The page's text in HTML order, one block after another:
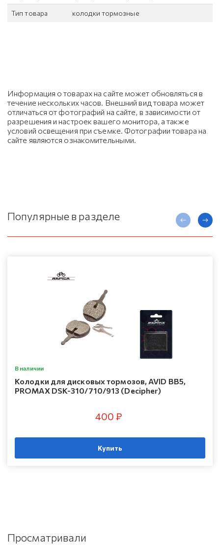
Тип товара колодки тормозные
Информация о товарах на сайте может обновляться в
течение нескольких часов. Внешний вид товара может
отличаться от фотографий на сайте, в зависимости от
разрешения и настроек вашего монитора, а также
условий освещения при съемке. Фотографии товара на
сайте являются ознакомительными.
Популярные в разделе
В наличии
Колодки для дисковых тормозов, AVID BB5,
PROMAX DSK-310/710/913 (Decipher)
400 ₽
Купить
Просматривали